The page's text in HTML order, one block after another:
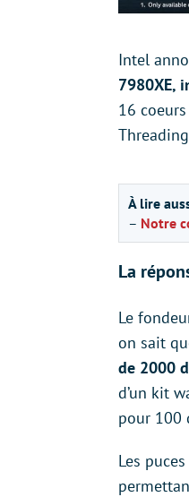
Intel
7980XE,
16
À lire
– Notre
La
Le
on sait
de 2000
d’un kit
pour 100
Les